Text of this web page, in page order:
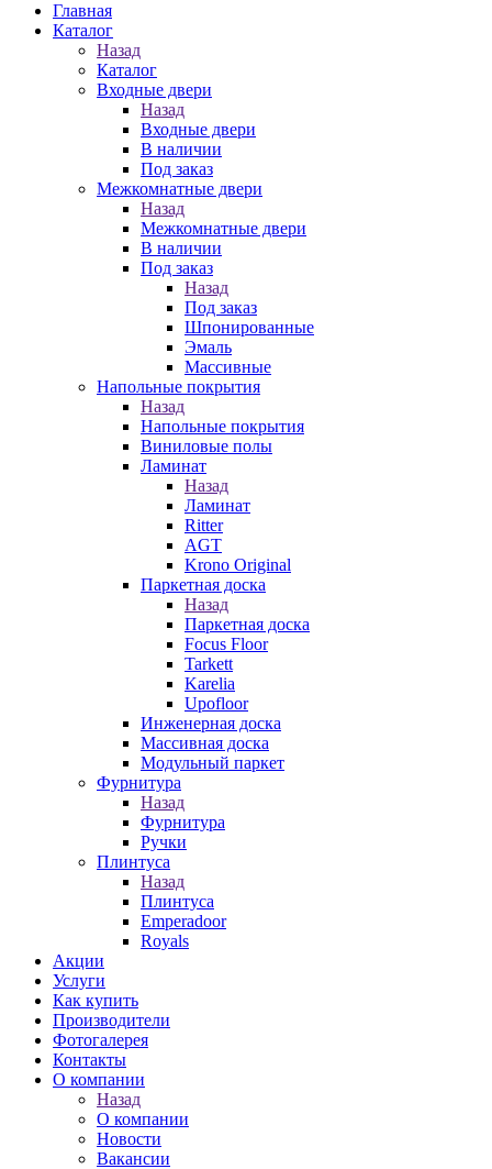
Главная
Каталог
Назад
Каталог
Входные двери
Назад
Входные двери
В наличии
Под заказ
Межкомнатные двери
Назад
Межкомнатные двери
В наличии
Под заказ
Назад
Под заказ
Шпонированные
Эмаль
Массивные
Напольные покрытия
Назад
Напольные покрытия
Виниловые полы
Ламинат
Назад
Ламинат
Ritter
AGT
Krono Original
Паркетная доска
Назад
Паркетная доска
Focus Floor
Tarkett
Karelia
Upofloor
Инженерная доска
Массивная доска
Модульный паркет
Фурнитура
Назад
Фурнитура
Ручки
Плинтуса
Назад
Плинтуса
Emperadoor
Royals
Акции
Услуги
Как купить
Производители
Фотогалерея
Контакты
О компании
Назад
О компании
Новости
Вакансии